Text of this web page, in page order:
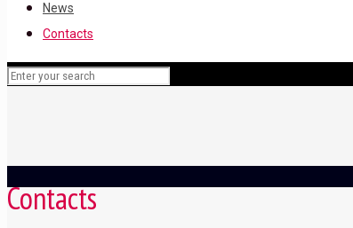
News
Contacts
Contacts